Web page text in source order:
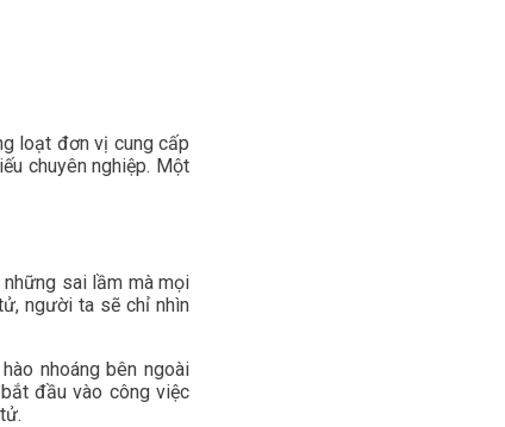
loạt đơn vị cung cấp
chuyên nghiệp. Một
sai lầm mà mọi
người ta sẽ chỉ nhìn
nhoáng bên ngoài
đầu vào công việc